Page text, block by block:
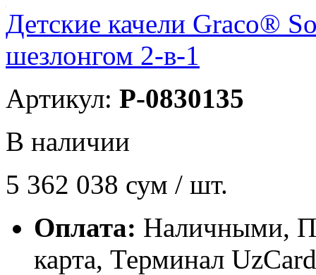
Детские качели Graco®
шезлонгом 2-в-1
Артикул: P-0830135
В наличии
5 362 038 сум / шт.
Оплата: Наличными,
карта, Терминал